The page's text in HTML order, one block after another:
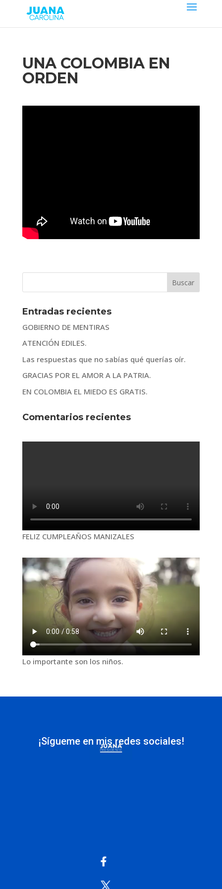
UNA COLOMBIA EN
ORDEN
Entradas recientes
GOBIERNO DE MENTIRAS
ATENCIÓN EDILES.
Las respuestas que no sabías qué querías oír.
GRACIAS POR EL AMOR A LA PATRIA.
EN COLOMBIA EL MIEDO ES GRATIS.
Comentarios recientes
FELIZ CUMPLEAÑOS MANIZALES
Lo importante son los niños.
¡Sígueme en mis redes sociales!